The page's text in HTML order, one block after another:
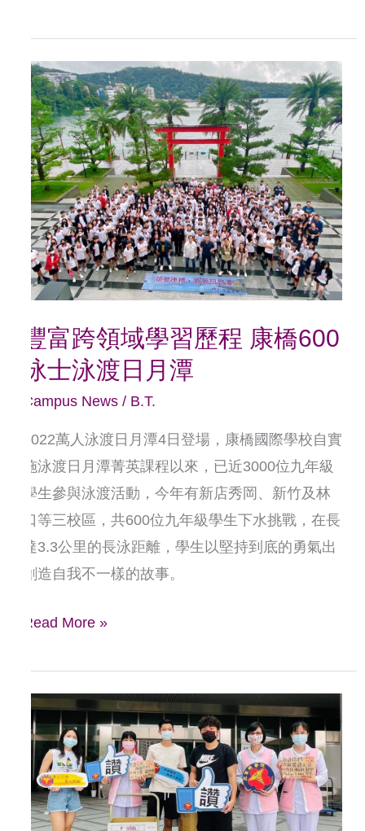
豐富跨領域學習歷程 康橋600
泳士泳渡日月潭
Campus News/ B.T.
2022萬人泳渡日月潭4日登場，康橋國際學校自實
施泳渡日月潭菁英課程以來，已近3000位九年級
學生參與泳渡活動，今年有新店秀岡、新竹及林
口等三校區，共600位九年級學生下水挑戰，在長
達3.3公里的長泳距離，學生以堅持到底的勇氣出
創造自我不一樣的故事。
豐
富
跨
領
域
學
習
歷
程
橋
600
泳
泳
渡
日
月
潭
Read More »
個
月
送
出